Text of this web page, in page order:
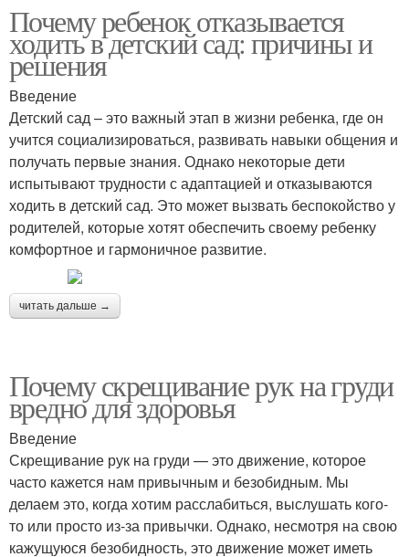
Почему ребенок отказывается
ходить в детский сад: причины и
решения
Введение
Детский сад – это важный этап в жизни ребенка, где он
учится социализироваться, развивать навыки общения и
получать первые знания. Однако некоторые дети
испытывают трудности с адаптацией и отказываются
ходить в детский сад. Это может вызвать беспокойство у
родителей, которые хотят обеспечить своему ребенку
комфортное и гармоничное развитие.
читать дальше →
Почему скрещивание рук на груди
вредно для здоровья
Введение
Скрещивание рук на груди — это движение, которое
часто кажется нам привычным и безобидным. Мы
делаем это, когда хотим расслабиться, выслушать кого-
то или просто из-за привычки. Однако, несмотря на свою
кажущуюся безобидность, это движение может иметь